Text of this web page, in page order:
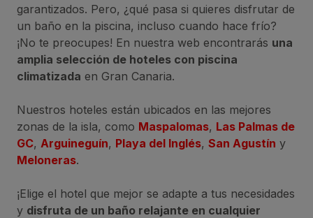
garantizados. Pero, ¿qué pasa si quieres disfrutar de
un baño en la piscina, incluso cuando hace frío?
¡No te preocupes! En nuestra web encontrarás una
amplia selección de hoteles con piscina
climatizada en Gran Canaria.
Nuestros hoteles están ubicados en las mejores
zonas de la isla, como Maspalomas, Las Palmas de
GC, Arguineguín, Playa del Inglés, San Agustín y
Meloneras.
¡Elige el hotel que mejor se adapte a tus necesidades
y disfruta de un baño relajante en cualquier